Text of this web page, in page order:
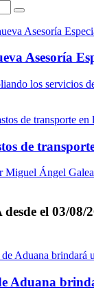
Asesoría
los servicios
de
Miguel Ángel
el 03/08/
Aduana